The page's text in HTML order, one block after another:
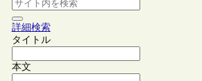
詳細検索
タイトル
本文